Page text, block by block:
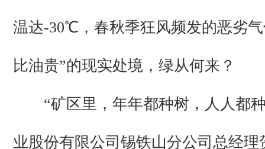
温达-30℃，春秋季狂风频发的恶劣
比油贵”的现实处境，绿从何来？
“矿区里，年年都种树，人人都
业股份有限公司锡铁山分公司总经理